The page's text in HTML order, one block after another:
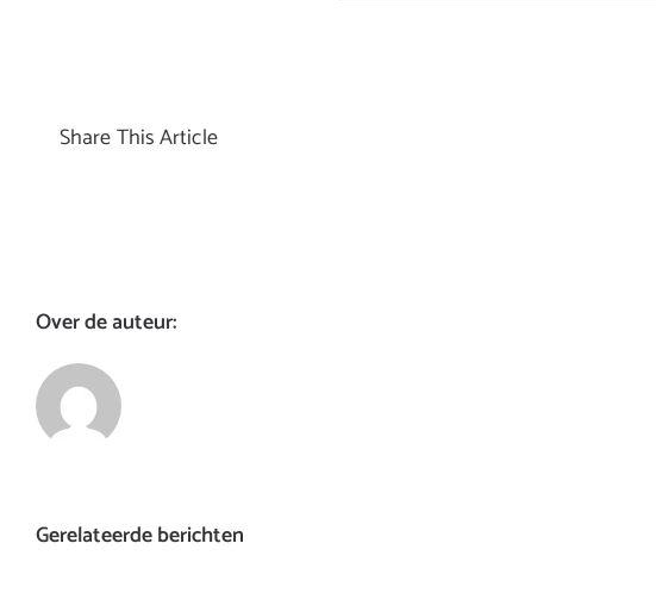
Share This Article
Over de auteur:
Gerelateerde berichten